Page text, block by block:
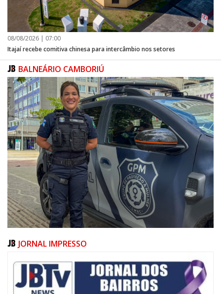
08/08/2026 | 07:00
Itajaí recebe comitiva chinesa para intercâmbio nos setores
BALNEÁRIO CAMBORIÚ
08/08/2026 | 07:00
JORNAL IMPRESSO